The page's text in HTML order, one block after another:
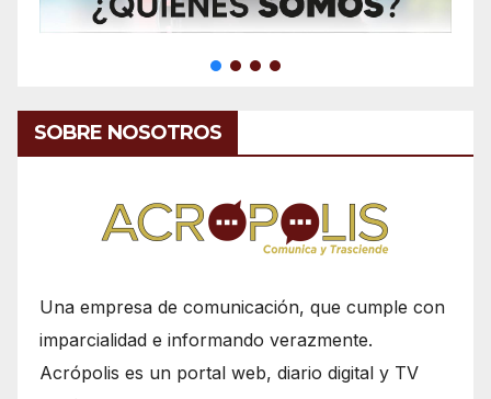
SOBRE NOSOTROS
Una empresa de comunicación, que cumple con
imparcialidad e informando verazmente.
Acrópolis es un portal web, diario digital y TV